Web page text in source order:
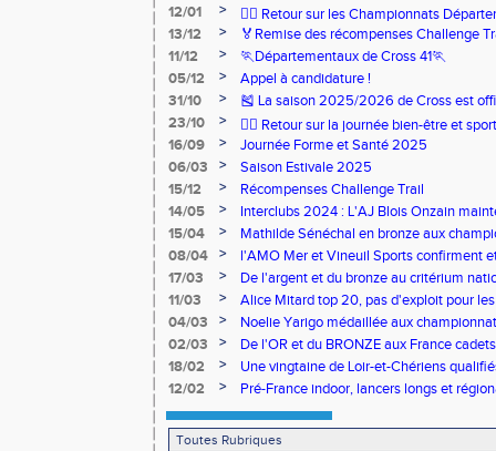
12/01
>
🏃‍♂️ Retour sur les Championnats
13/12
>
🏅Remise des récompenses Challenge
11/12
>
🏃Départementaux de Cross 41🏃
05/12
>
Appel à candidature !
31/10
>
🎽 La saison 2025/2026 de Cross est
23/10
>
🧘‍♀️ Retour sur la journée bien-être et
16/09
>
Journée Forme et Santé 2025
06/03
>
Saison Estivale 2025
15/12
>
Récompenses Challenge Trail
14/05
>
Interclubs 2024 : L'AJ Blois Onzain
Romorantin en N2B
15/04 >
Mathilde Sénéchal en bronze aux
08/04
>
l'AMO Mer et Vineuil Sports confirment
benjamins
17/03 >
De l'argent et du bronze au critérium
11/03
>
Alice Mitard top 20, pas d'exploit pour
04/03
>
Noelie Yarigo médaillée aux
02/03
>
De l'OR et du BRONZE aux France
18/02
>
Une vingtaine de Loir-et-Chériens
12/02
> Pré-France indoor, lancers longs et